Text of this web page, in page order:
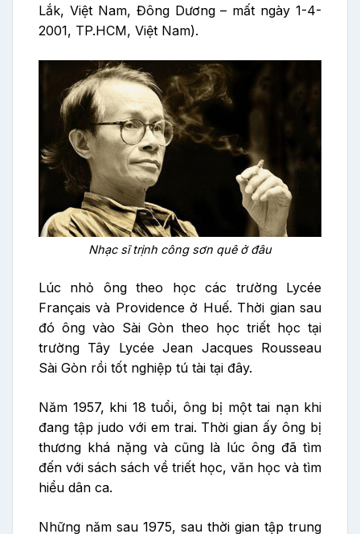
Lắk, Việt Nam, Đông Dương – mất ngày 1-4-
2001, TP.HCM, Việt Nam).
Nhạc sĩ trịnh công sơn quê ở đâu
Lúc nhỏ ông theo học các trường Lycée
Français và Providence ở Huế. Thời gian sau
đó ông vào Sài Gòn theo học triết học tại
trường Tây Lycée Jean Jacques Rousseau
Sài Gòn rồi tốt nghiệp tú tài tại đây.
Năm 1957, khi 18 tuổi, ông bị một tai nạn khi
đang tập judo với em trai. Thời gian ấy ông bị
thương khá nặng và cũng là lúc ông đã tìm
đến với sách sách về triết học, văn học và tìm
hiểu dân ca.
Những năm sau 1975, sau thời gian tập trung